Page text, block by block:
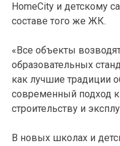
HomeCity и детскому
составе того же ЖК.
«Все объекты
образовательных
как лучшие традиции
современный подход
строительству и
В новых школах и